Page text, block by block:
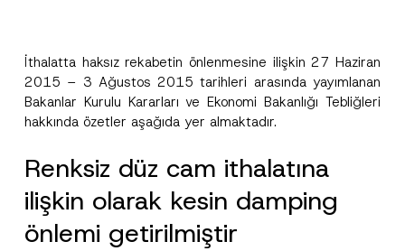
İthalatta haksız rekabetin önlenmesine ilişkin 27 Haziran
2015 – 3 Ağustos 2015 tarihleri arasında yayımlanan
Bakanlar Kurulu Kararları ve Ekonomi Bakanlığı Tebliğleri
hakkında özetler aşağıda yer almaktadır.
Renksiz düz cam ithalatına
ilişkin olarak kesin damping
önlemi getirilmiştir